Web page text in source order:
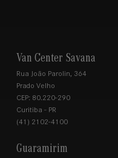
Van Center Savana
Rua João Parolin, 364
Prado Velho
CEP: 80.220-290
Curitiba - PR
(41) 2102-4100
Guaramirim